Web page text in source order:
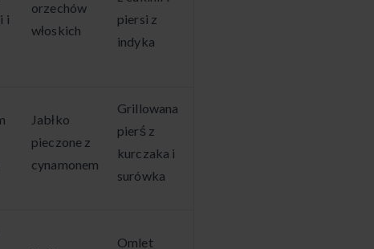
i
orzechów
włoskich
piersi z
indyka
Jabłko
pieczone z
cynamonem
Grillowana
pierś z
kurczaka i
surówka
Omlet